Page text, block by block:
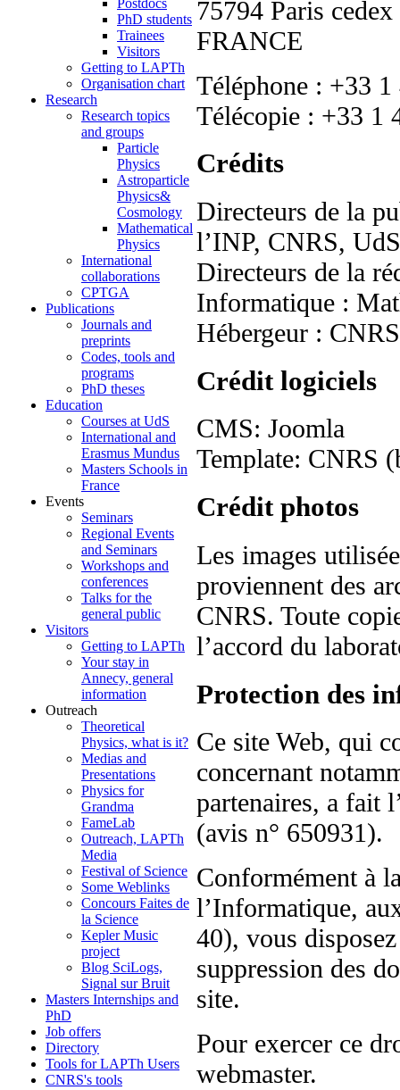
PhD students
Trainees
Visitors
Getting to LAPTh
Organisation chart
Research
Research topics
and groups
Particle
Physics
Astroparticle
Physics&
Cosmology
Mathematical
Physics
International
collaborations
CPTGA
Publications
Journals and
preprints
Codes, tools and
programs
PhD theses
Education
Courses at UdS
International and
Erasmus Mundus
Masters Schools in
France
Events
Seminars
Regional Events
and Seminars
Workshops and
conferences
Talks for the
general public
Visitors
Getting to LAPTh
Your stay in
Annecy, general
information
Outreach
Theoretical
Physics, what is it?
Medias and
Presentations
Physics for
Grandma
FameLab
Outreach, LAPTh
Media
Festival of Science
Some Weblinks
Concours Faites de
la Science
Kepler Music
project
Blog SciLogs,
Signal sur Bruit
Masters Internships and
PhD
Job offers
Directory
Tools for LAPTh Users
CNRS's tools
75794 Paris cedex
FRANCE
Téléphone : +33
Télécopie : +33 1
Crédits
Directeurs de la
l’INP, CNRS,
Directeurs de la
Informatique :
Hébergeur :
Crédit logiciels
CMS: Joomla
Template: CNRS
Crédit photos
Les images
proviennent des
CNRS. Toute
l’accord du
Protection des
Ce site Web, qui
concernant
partenaires, a fait
(avis n° 650931).
Conformément à
l’Informatique,
40), vous
suppression des
site.
Pour exercer ce
webmaster.